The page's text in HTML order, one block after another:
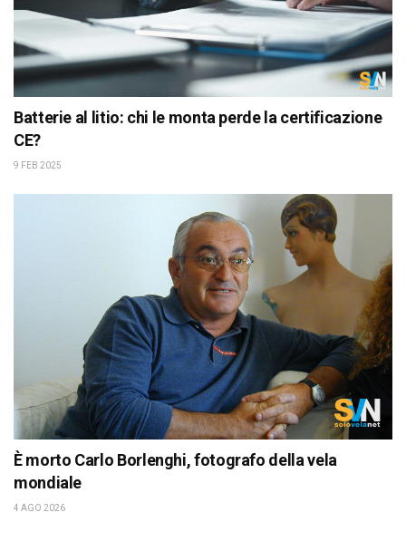
Batterie al litio: chi le monta perde la certificazione
CE?
9 FEB 2025
È morto Carlo Borlenghi, fotografo della vela
mondiale
4 AGO 2026